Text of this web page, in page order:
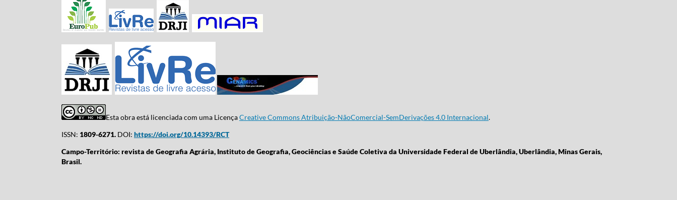
Esta obra está licenciada com uma LicençaCreative Commons Atribuição-NãoComercial-SemDerivações 4.0 Internacional.
ISSN: 1809-6271. DOI: https://doi.org/10.14393/RCT
Campo-Território: revista de Geografia Agrária, Instituto de Geografia, Geociências e Saúde Coletiva da Universidade Federal de Uberlândia, Uberlândia, Minas Gerais,
Brasil.